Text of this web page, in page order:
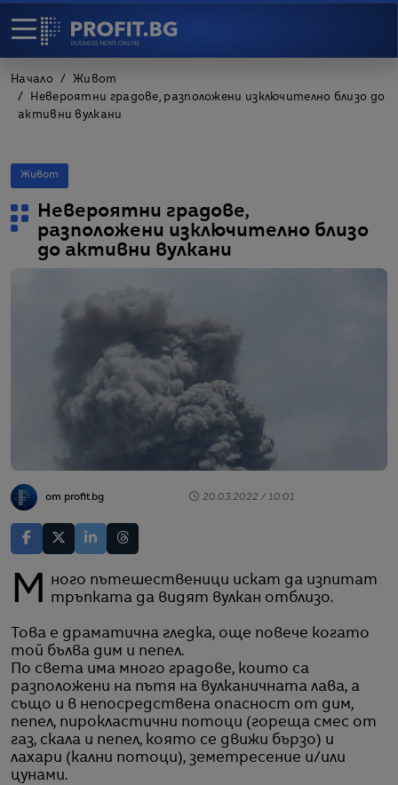
Начало
Живот
Невероятни градове, разположени изключително близо до
активни вулкани
Живот
Невероятни градове,
разположени изключително близо
до активни вулкани
от profit.bg 20.03.2022 / 10:01
Много пътешественици искат да изпитат тръпката да видят вулкан отблизо.
Това е драматична гледка, още повече когато
той бълва дим и пепел.
По света има много градове, които са
разположени на пътя на вулканичната лава, а
също и в непосредствена опасност от дим,
пепел, пирокластични потоци (гореща смес от
газ, скала и пепел, която се движи бързо) и
лахари (кални потоци), земетресение и/или
цунами.